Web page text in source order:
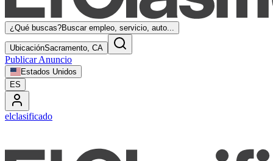
¿Qué buscas?Buscar empleo, servicio, auto...
UbicaciónSacramento, CA
Publicar Anuncio
Estados Unidos
ES
elclasificado